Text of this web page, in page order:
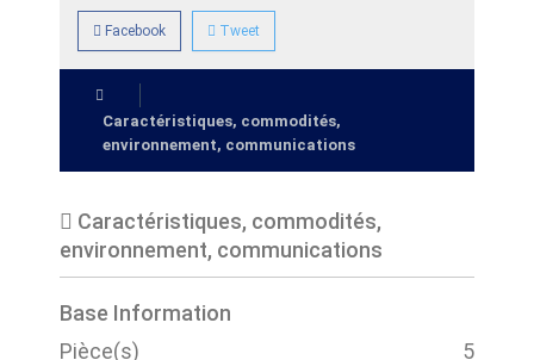
Facebook Tweet
Caractéristiques, commodités,
environnement, communications
Caractéristiques, commodités,
environnement, communications
Base Information
Pièce(s)
5